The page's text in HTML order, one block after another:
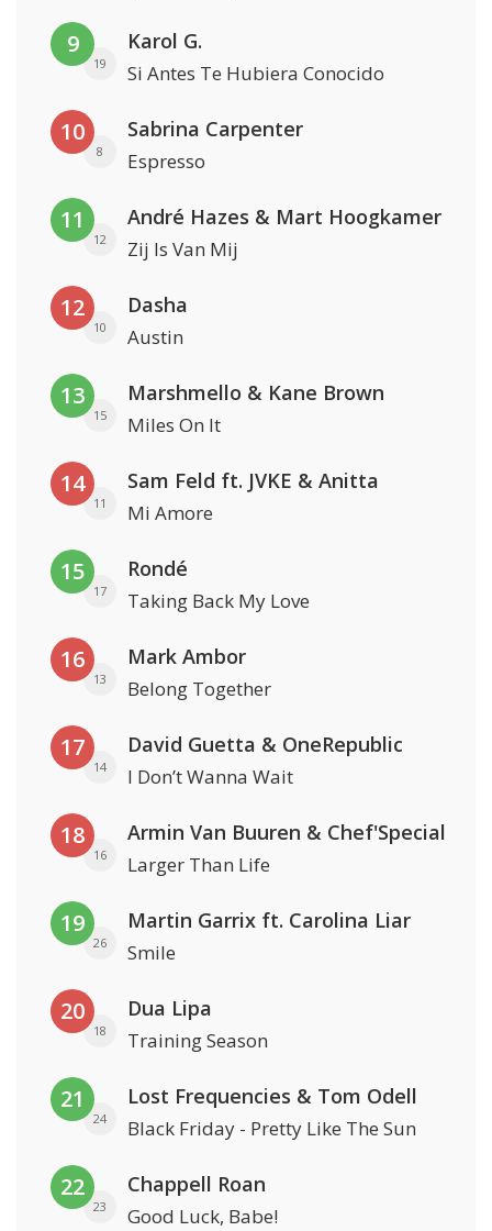
9
19
Karol G.
Si Antes Te Hubiera Conocido
10
8
Sabrina Carpenter
Espresso
11
12
André Hazes & Mart Hoogkamer
Zij Is Van Mij
12
10
Dasha
Austin
13
15
Marshmello & Kane Brown
Miles On It
14
11
Sam Feld ft. JVKE & Anitta
Mi Amore
15
17
Rondé
Taking Back My Love
16
13
Mark Ambor
Belong Together
17
14
David Guetta & OneRepublic
I Don’t Wanna Wait
18
16
Armin Van Buuren & Chef'Special
Larger Than Life
19
26
Martin Garrix ft. Carolina Liar
Smile
20
18
Dua Lipa
Training Season
21
24
Lost Frequencies & Tom Odell
Black Friday - Pretty Like The Sun
22
23
Chappell Roan
Good Luck, Babe!